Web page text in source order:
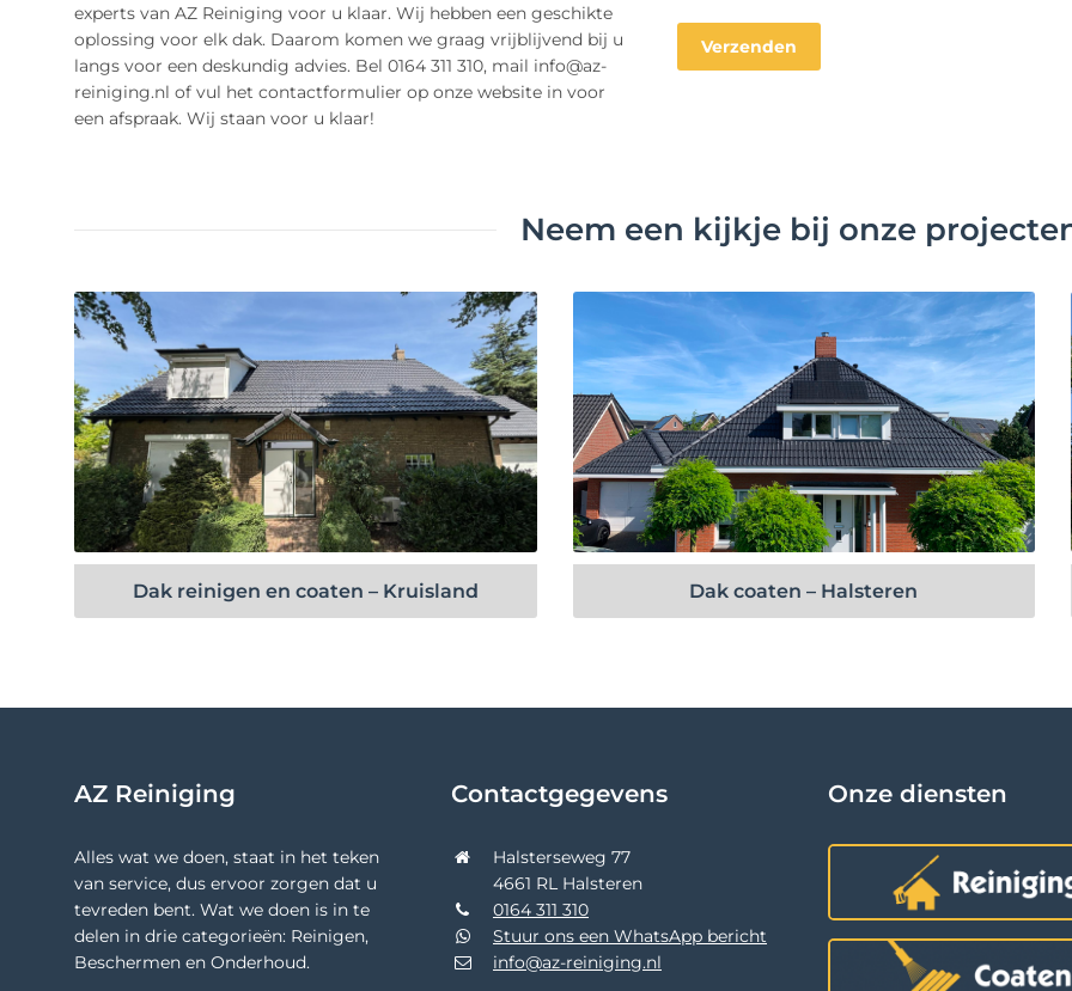
experts van AZ Reiniging voor u klaar. Wij hebben een geschikte
oplossing voor elk dak. Daarom komen we graag vrijblijvend bij u
langs voor een deskundig advies. Bel 0164 311 310, mail info@az-
reiniging.nl of vul het contactformulier op onze website in voor
een afspraak. Wij staan voor u klaar!
Neem een kijkje bij onze
Bekijk project
Dak reinigen en coaten – Kruisland
Bekijk project
Dak coaten – Halsteren
AZ Reiniging
Alles wat we doen, staat in het teken
van service, dus ervoor zorgen dat u
tevreden bent. Wat we doen is in te
delen in drie categorieën: Reinigen,
Beschermen en Onderhoud.
Contactgegevens
Halsterseweg 77
4661 RL Halsteren
0164 311 310
Stuur ons een WhatsApp bericht
info@az-reiniging.nl
Onze diensten